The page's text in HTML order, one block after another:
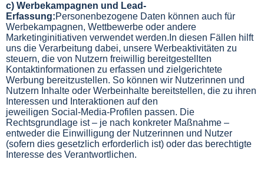
c) Werbekampagnen und Lead-
Erfassung:Personenbezogene Daten können auch für
Werbekampagnen, Wettbewerbe oder andere
Marketinginitiativen verwendet werden.In diesen Fällen hilft
uns die Verarbeitung dabei, unsere Werbeaktivitäten zu
steuern, die von Nutzern freiwillig bereitgestellten
Kontaktinformationen zu erfassen und zielgerichtete
Werbung bereitzustellen. So können wir Nutzerinnen und
Nutzern Inhalte oder Werbeinhalte bereitstellen, die zu ihren
Interessen und Interaktionen auf den
jeweiligen Social ‑Media‑Profilen passen. Die
Rechtsgrundlage ist – je nach konkreter Maßnahme –
entweder die Einwilligung der Nutzerinnen und Nutzer
(sofern dies gesetzlich erforderlich ist) oder das berechtigte
Interesse des Verantwortlichen.